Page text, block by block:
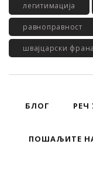
легитимација
равноправност
швајцарски
БЛОГ РЕЧ
ПОШАЉИТЕ